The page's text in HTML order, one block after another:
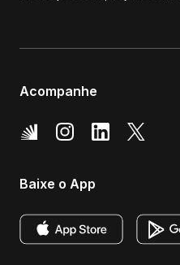
Acompanhe
Baixe o App